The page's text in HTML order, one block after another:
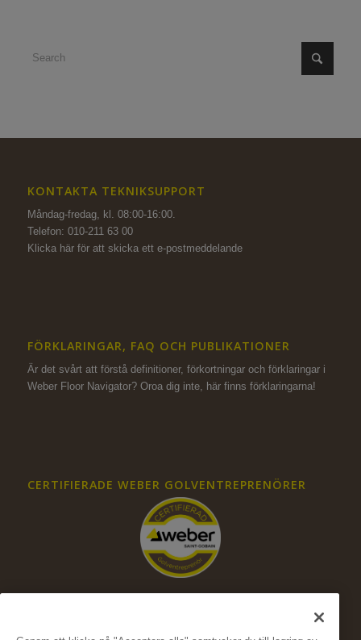
KONTAKTA TEKNIKSUPPORT
Måndag-fredag, kl. 08:00-16:00.
Telefon: 010-211 63 00
Klicka här för att skicka ett e-postmeddelande
FÖRKLARINGAR, FAQ OCH PUBLIKATIONER
Är det svårt att förstå definitioner, förkortningar och förklaringar i
Weber Floor Navigator? Oroa dig inte, här finns förklaringarna!
CERTIFIERADE WEBER GOLVENTREPRENÖRER